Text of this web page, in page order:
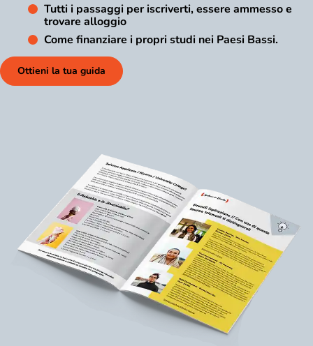
Tutti i passaggi per iscriverti, essere ammesso e
trovare alloggio
Come finanziare i propri studi nei Paesi Bassi.
Ottieni la tua guida